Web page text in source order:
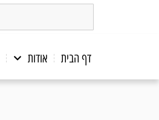
דף הבית אודות